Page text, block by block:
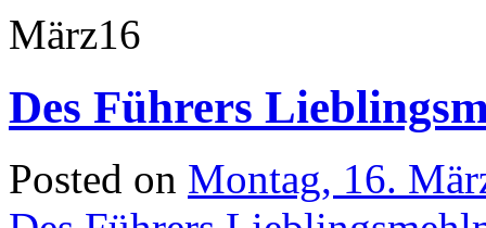
März16
Des Führers
Posted on Montag, 16.